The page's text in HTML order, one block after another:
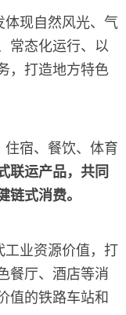
现自然风光、气
常态化运行、以
，打造地方特色
住宿、餐饮、体育
联运产品，共同
式消费。
业资源价值，打
餐厅、酒店等消
值的铁路车站和